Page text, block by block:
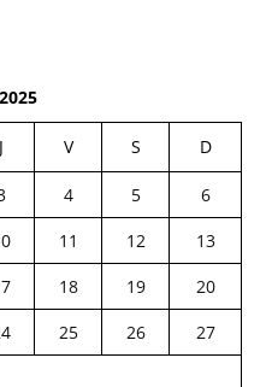
J V S D
4 5
6
11 12
13
18 19
20
25 26
27